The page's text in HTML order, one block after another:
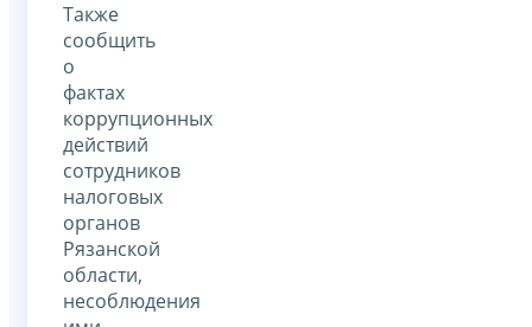
Также
сообщить
о
фактах
коррупционных
действий
сотрудников
налоговых
органов
Рязанской
области,
несоблюдения